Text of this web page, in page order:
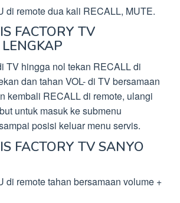
di remote dua kali RECALL, MUTE.
FACTORY TV
TV hingga nol tekan RECALL di
dan tahan VOL- di TV bersamaan
kembali RECALL di remote, ulangi
untuk masuk ke submenu
posisi keluar menu servis.
FACTORY TV SANYO
di remote tahan bersamaan volume +